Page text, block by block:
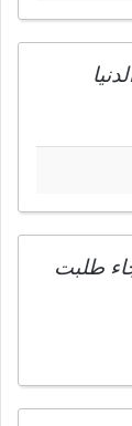
جاء طلبت